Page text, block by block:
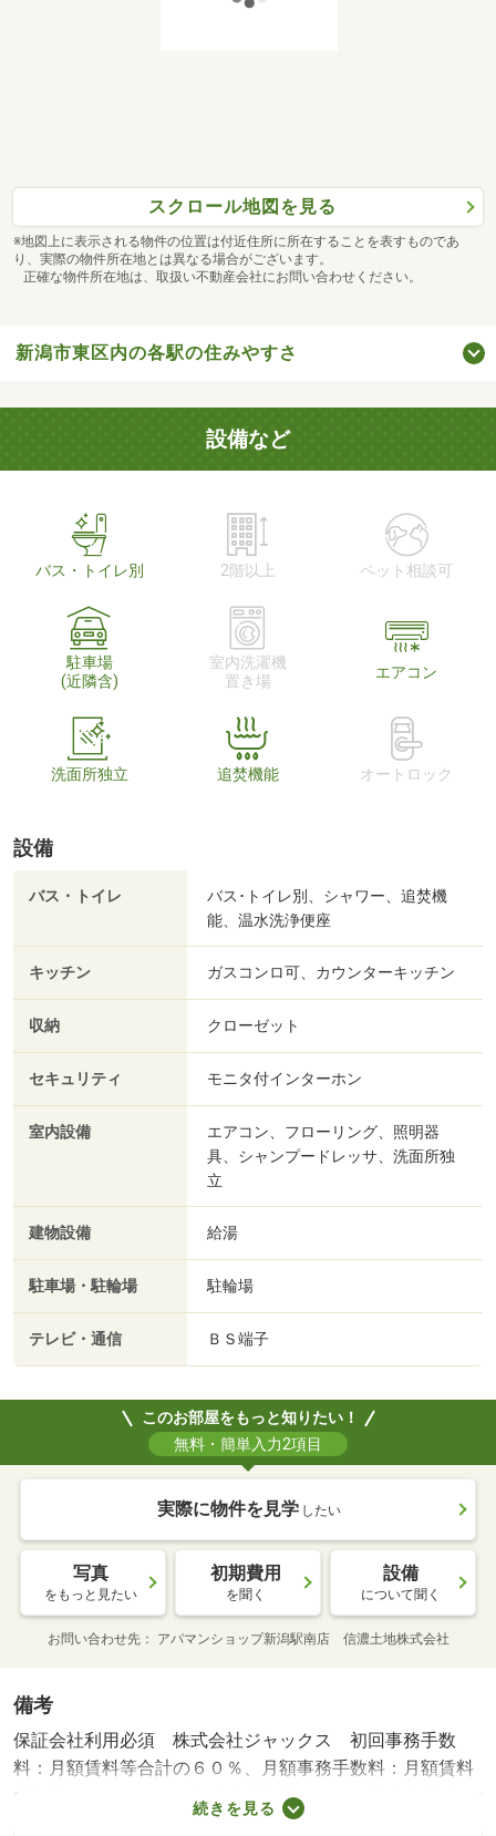
スクロール地図を見る
※地図上に表示される物件の位置は付近住所に所在することを表すものであ
り、実際の物件所在地とは異なる場合がございます。
正確な物件所在地は、取扱い不動産会社にお問い合わせください。
新潟市東区内の各駅の住みやすさ
設備など
バス・トイレ別 2階以上 ペット相談可
駐車場
(近隣含)
室内洗濯機
置き場
エアコン
洗面所独立 追焚機能 オートロック
設備
バス・トイレ
バス･トイレ別、シャワー、追焚機
能、温水洗浄便座
キッチン ガスコンロ可、カウンターキッチン
収納 クローゼット
セキュリティ モニタ付インターホン
室内設備
エアコン、フローリング、照明器
具、シャンプードレッサ、洗面所独
立
建物設備 給湯
駐車場・駐輪場 駐輪場
テレビ・通信 ＢＳ端子
このお部屋をもっと知りたい！
無料・簡単入力2項目
実際に物件を見学 したい
写真
をもっと見たい
初期費用
を聞く
設備
について聞く
お問い合わせ先 アパマンショップ新潟駅南店 信濃土地株式会社
備考
保証会社利用必須 株式会社ジャックス 初回事務手数
料：月額賃料等合計の６０％、月額事務手数料：月額賃料
等合計の１．３％、更新事務手数料はなし 桃山小学校・
９１１ｍ 山の下中学校・３０１ｍ コンビニ・２９４
続きを見る